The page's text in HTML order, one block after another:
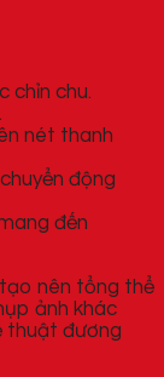
chỉn chu.
nét thanh
động
đến
nên tổng thể
ảnh khác
thuật đương